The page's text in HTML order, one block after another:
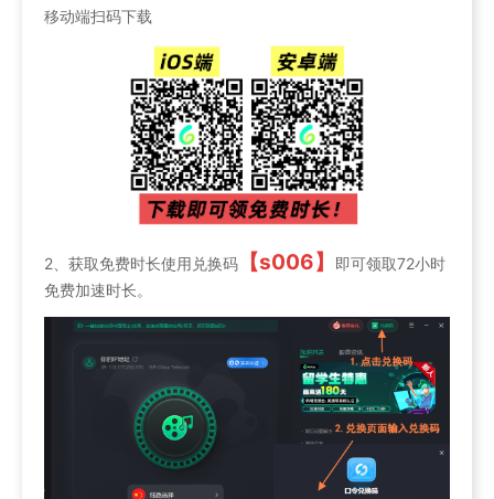
移动端扫码下载
2、获取免费时长使用兑换码 【s006】
即可领取72小时
免费加速时长。